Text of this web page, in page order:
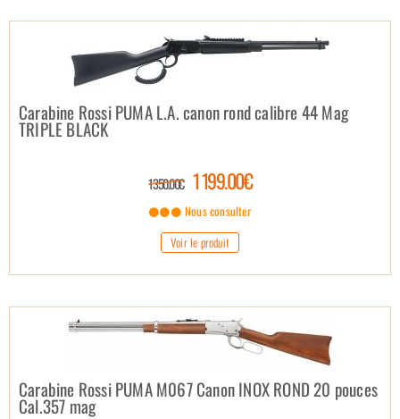
Carabine Rossi PUMA L.A. canon rond calibre 44 Mag
TRIPLE BLACK
1 350.00€ 1 199.00€
Nous consulter
Voir le produit
Carabine Rossi PUMA M067 Canon INOX ROND 20 pouces
Cal.357 mag